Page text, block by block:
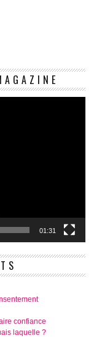
01:31
confiance
laquelle ?